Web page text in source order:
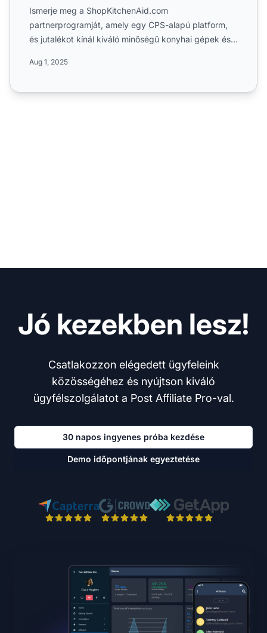
Ismerje meg a ShopKitchenAid.com
partnerprogramját, amely egy CPS-alapú platform,
és jutalékot kínál kiváló minőségű konyhai gépek és
Aug 1, 2025
Jó kezekben lesz!
Csatlakozzon elégedett ügyfeleink
közösségéhez és nyújtson kiváló
ügyfélszolgálatot a Post Affiliate Pro-val.
30 napos ingyenes próba kezdése
Demo időpontjának egyeztetése